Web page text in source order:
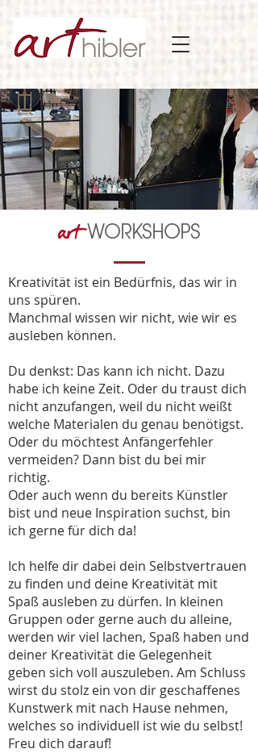
artWORKSHOPS
Kreativität ist ein Bedürfnis, das wir in
uns spüren.
Manchmal wissen wir nicht, wie wir es
ausleben können.
Du denkst: Das kann ich nicht. Dazu
habe ich keine Zeit. Oder du traust dich
nicht anzufangen, weil du nicht weißt
welche Materialen du genau benötigst.
Oder du möchtest Anfängerfehler
vermeiden? Dann bist du bei mir
richtig.
Oder auch wenn du bereits Künstler
bist und neue Inspiration suchst, bin
ich gerne für dich da!
Ich helfe dir dabei dein Selbstvertrauen
zu finden und deine Kreativität mit
Spaß ausleben zu dürfen. In kleinen
Gruppen oder gerne auch du alleine,
werden wir viel lachen, Spaß haben und
deiner Kreativität die Gelegenheit
geben sich voll auszuleben. Am Schluss
wirst du stolz ein von dir geschaffenes
Kunstwerk mit nach Hause nehmen,
welches so individuell ist wie du selbst!
Freu dich darauf!